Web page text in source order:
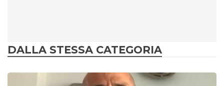
DALLA STESSA CATEGORIA